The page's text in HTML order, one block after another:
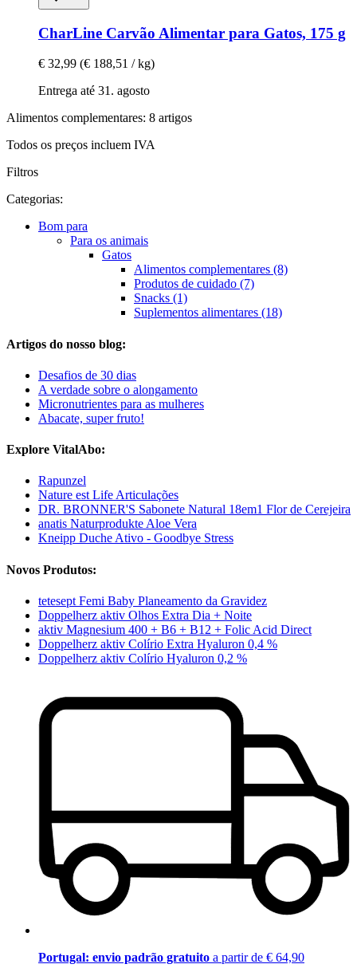
CharLine Carvão Alimentar para Gatos, 175 g
€ 32,99 (€ 188,51 / kg)
Entrega até 31. agosto
Alimentos complementares: 8 artigos
Todos os preços incluem IVA
Filtros
Categorias:
Bom para
Para os animais
Gatos
Alimentos complementares (8)
Produtos de cuidado (7)
Snacks (1)
Suplementos alimentares (18)
Artigos do nosso blog:
Desafios de 30 dias
A verdade sobre o alongamento
Micronutrientes para as mulheres
Abacate, super fruto!
Explore VitalAbo:
Rapunzel
Nature est Life Articulações
DR. BRONNER'S Sabonete Natural 18em1 Flor de Cerejeira
anatis Naturprodukte Aloe Vera
Kneipp Duche Ativo - Goodbye Stress
Novos Produtos:
tetesept Femi Baby Planeamento da Gravidez
Doppelherz aktiv Olhos Extra Dia + Noite
aktiv Magnesium 400 + B6 + B12 + Folic Acid Direct
Doppelherz aktiv Colírio Extra Hyaluron 0,4 %
Doppelherz aktiv Colírio Hyaluron 0,2 %
Portugal: envio padrão gratuito a partir de € 64,90